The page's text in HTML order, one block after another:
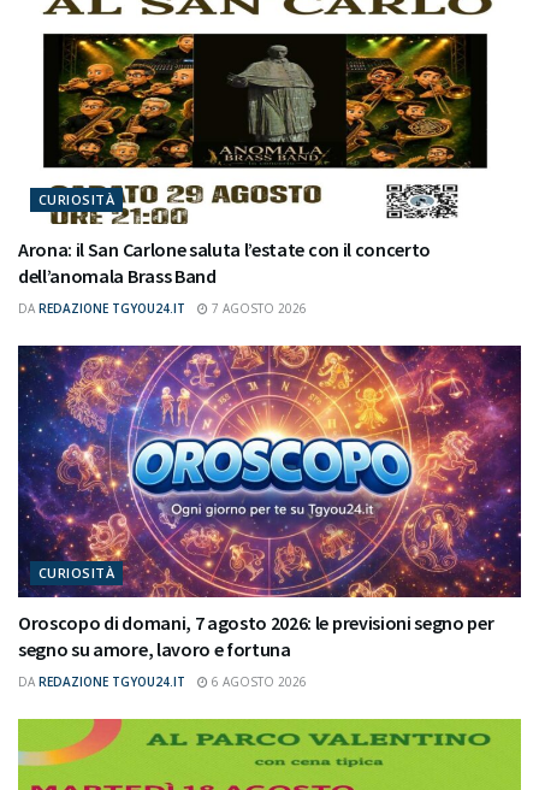
CURIOSITÀ
Arona: il San Carlone saluta l’estate con il concerto
dell’anomala Brass Band
DA REDAZIONE TGYOU24.IT 7 AGOSTO 2026
CURIOSITÀ
Oroscopo di domani, 7 agosto 2026: le previsioni segno per
segno su amore, lavoro e fortuna
DA REDAZIONE TGYOU24.IT 6 AGOSTO 2026